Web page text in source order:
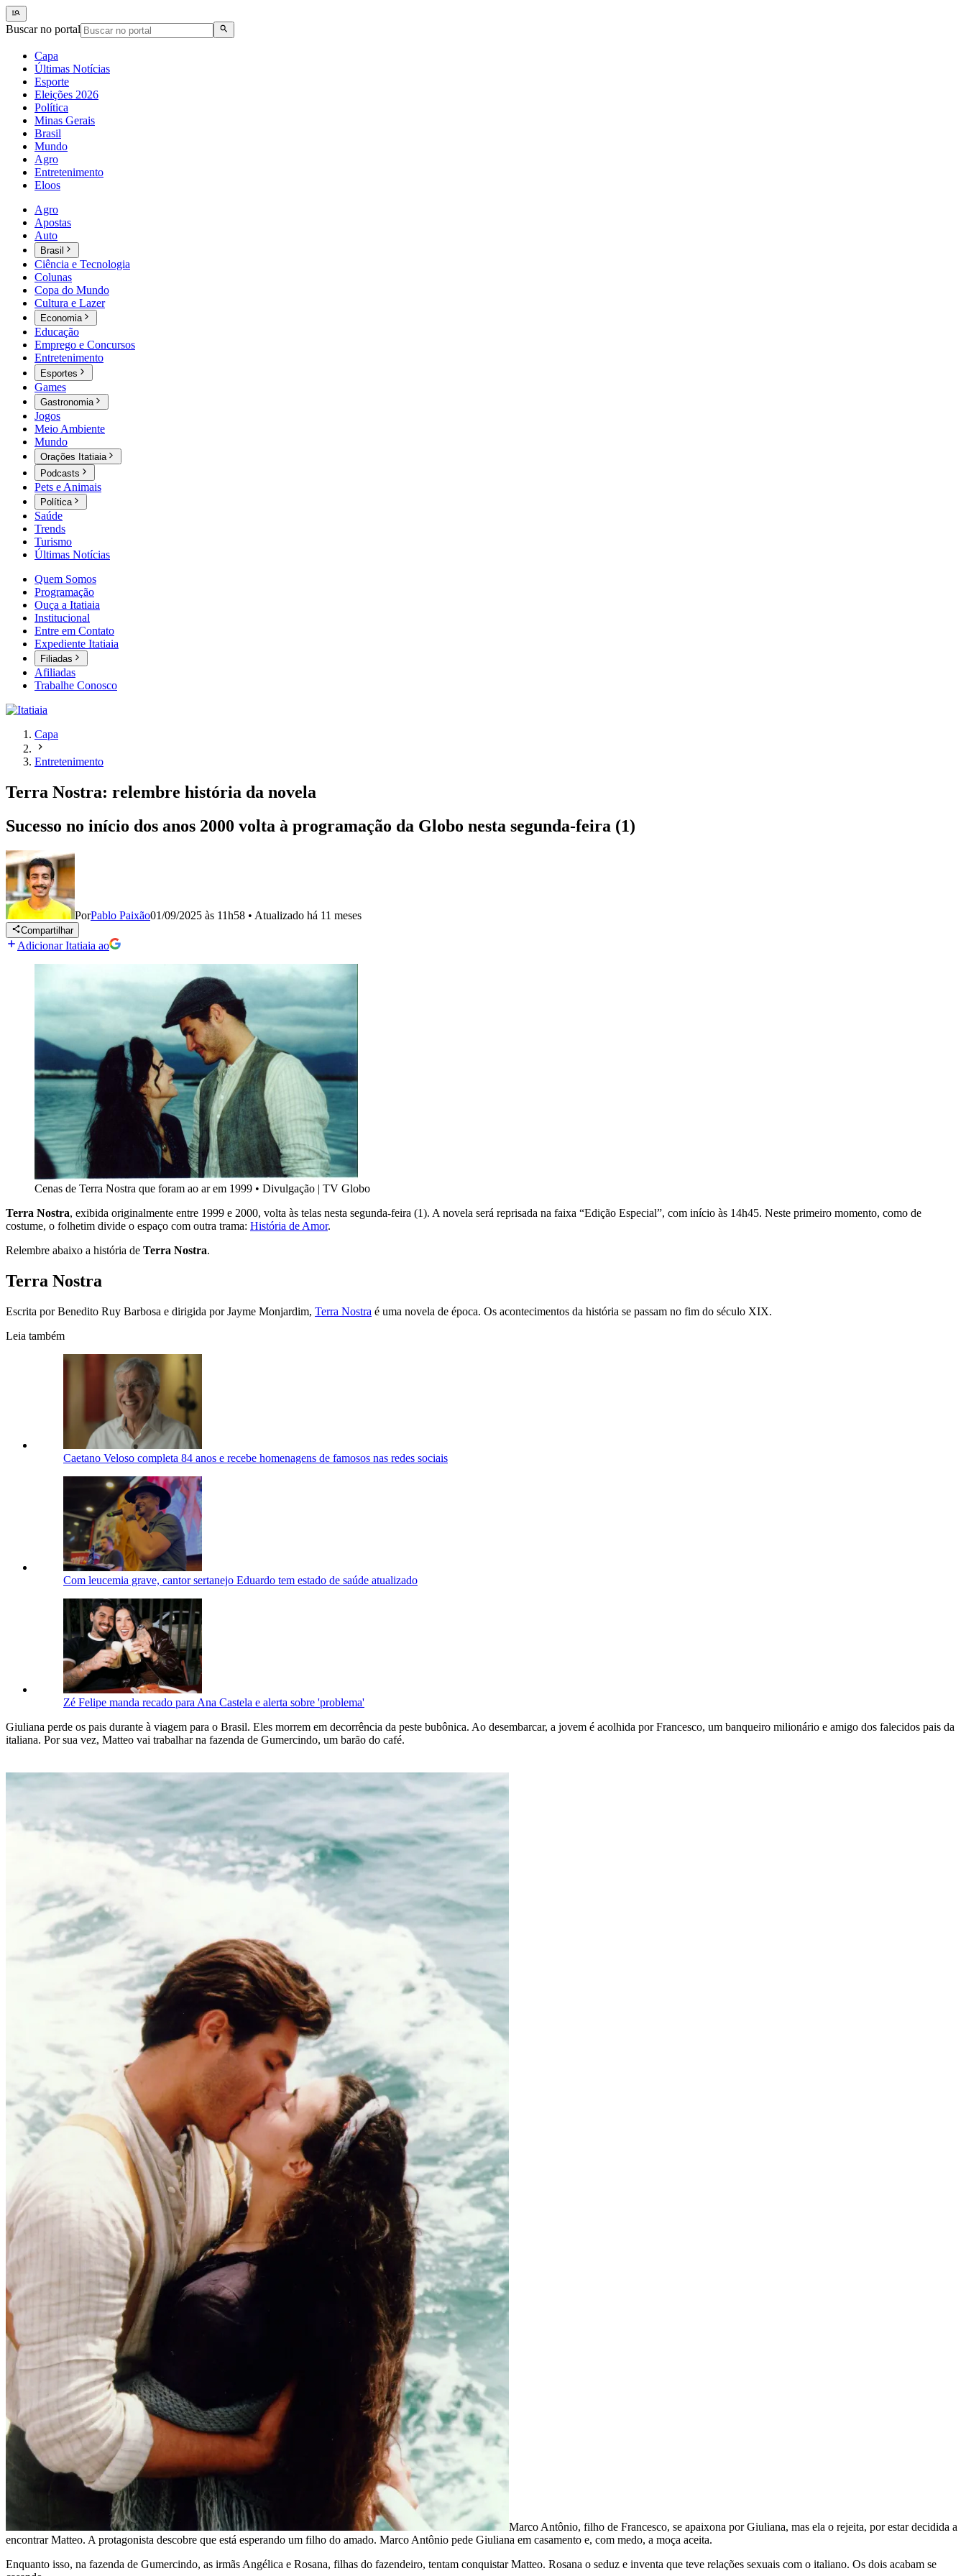
Buscar no portal
Capa
Últimas Notícias
Esporte
Eleições 2026
Política
Minas Gerais
Brasil
Mundo
Agro
Entretenimento
Eloos
Agro
Apostas
Auto
Brasil
Ciência e Tecnologia
Colunas
Copa do Mundo
Cultura e Lazer
Economia
Educação
Emprego e Concursos
Entretenimento
Esportes
Games
Gastronomia
Jogos
Meio Ambiente
Mundo
Orações Itatiaia
Podcasts
Pets e Animais
Política
Saúde
Trends
Turismo
Últimas Notícias
Quem Somos
Programação
Ouça a Itatiaia
Institucional
Entre em Contato
Expediente Itatiaia
Filiadas
Afiliadas
Trabalhe Conosco
Capa
Entretenimento
Terra Nostra: relembre história da novela
Sucesso no início dos anos 2000 volta à programação da Globo nesta segunda-feira (1)
PorPablo Paixão01/09/2025 às 11h58 • Atualizado há 11 meses
Compartilhar
Adicionar Itatiaia ao
Cenas de Terra Nostra que foram ao ar em 1999 • Divulgação | TV Globo
Terra Nostra, exibida originalmente entre 1999 e 2000, volta às telas nesta segunda-feira (1). A novela será reprisada na faixa “Edição Especial”, com início às 14h45. Neste primeiro momento, como de
costume, o folhetim divide o espaço com outra trama: História de Amor.
Relembre abaixo a história de Terra Nostra.
Terra Nostra
Escrita por Benedito Ruy Barbosa e dirigida por Jayme Monjardim, Terra Nostra é uma novela de época. Os acontecimentos da história se passam no fim do século XIX.
Leia também
Caetano Veloso completa 84 anos e recebe homenagens de famosos nas redes sociais
Com leucemia grave, cantor sertanejo Eduardo tem estado de saúde atualizado
Zé Felipe manda recado para Ana Castela e alerta sobre 'problema'
Giuliana perde os pais durante à viagem para o Brasil. Eles morrem em decorrência da peste bubônica. Ao desembarcar, a jovem é acolhida por Francesco, um banqueiro milionário e amigo dos falecidos pais da
italiana. Por sua vez, Matteo vai trabalhar na fazenda de Gumercindo, um barão do café.
Marco Antônio, filho de Francesco, se apaixona por Giuliana, mas ela o rejeita, por estar decidida a
encontrar Matteo. A protagonista descobre que está esperando um filho do amado. Marco Antônio pede Giuliana em casamento e, com medo, a moça aceita.
Enquanto isso, na fazenda de Gumercindo, as irmãs Angélica e Rosana, filhas do fazendeiro, tentam conquistar Matteo. Rosana o seduz e inventa que teve relações sexuais com o italiano. Os dois acabam se